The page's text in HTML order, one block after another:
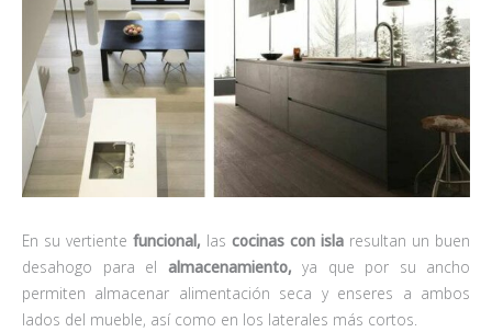
En su vertiente funcional, las cocinas con isla resultan un buen
desahogo para el almacenamiento, ya que por su ancho
permiten almacenar alimentación seca y enseres a ambos
lados del mueble, así como en los laterales más cortos.